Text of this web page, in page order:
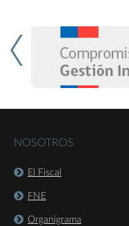
NOSOTROS
El Fiscal
FNE
Organigrama